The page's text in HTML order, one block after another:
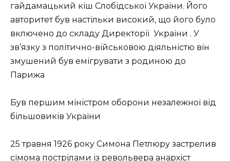
гайдамацький кіш Слобідської України. Його
авторитет був настільки високий, що його було
включено до складу Директорії України . У
зв’язку з політично-військовою діяльністю він
змушений був емігрувати з родиною до
Парижа
Був першим міністром оборони незалежної від
більшовиків України
25 травня 1926 року Симона Петлюру застрелив
сімома пострілами із револьвера анархіст